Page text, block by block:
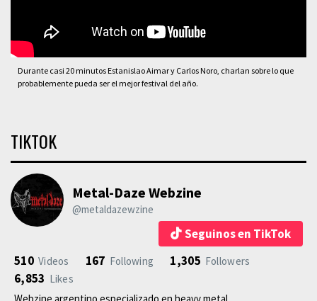
Durante casi 20 minutos Estanislao Aimar y Carlos Noro, charlan sobre lo que
probablemente pueda ser el mejor festival del año.
TIKTOK
Metal-Daze Webzine
@metaldazewzine
Seguinos en TikTok
510 Videos 167 Following 1,305 Followers
6,853 Likes